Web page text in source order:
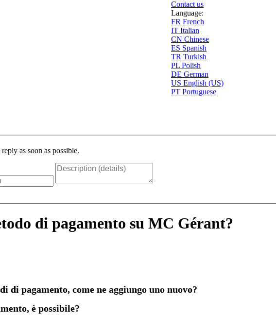
Contact us
Language:
FR French
IT Italian
CN Chinese
ES Spanish
TR Turkish
PL Polish
DE German
US English (US)
PT Portuguese
as soon as possible.
di pagamento su MC Gérant?
di pagamento, come ne aggiungo uno nuovo?
è possibile?